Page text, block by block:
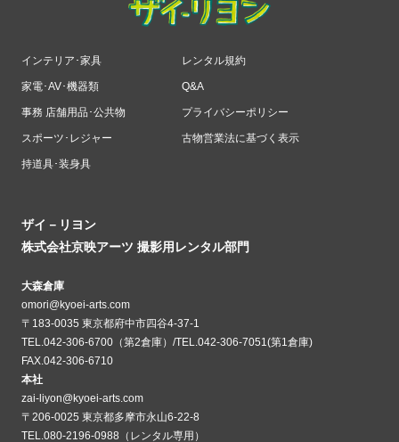
インテリア･家具
家電･AV･機器類
事務 店舗用品･公共物
スポーツ･レジャー
持道具･装身具
レンタル規約
Q&A
プライバシーポリシー
古物営業法に基づく表示
ザイ－リヨン
株式会社京映アーツ 撮影用レンタル部門
大森倉庫
omori@kyoei-arts.com
〒183-0035 東京都府中市四谷4-37-1
TEL.042-306-6700（第2倉庫）/TEL.042-306-7051(第1倉庫)
FAX.042-306-6710
本社
zai-liyon@kyoei-arts.com
〒206-0025 東京都多摩市永山6-22-8
TEL.080-2196-0988（レンタル専用）